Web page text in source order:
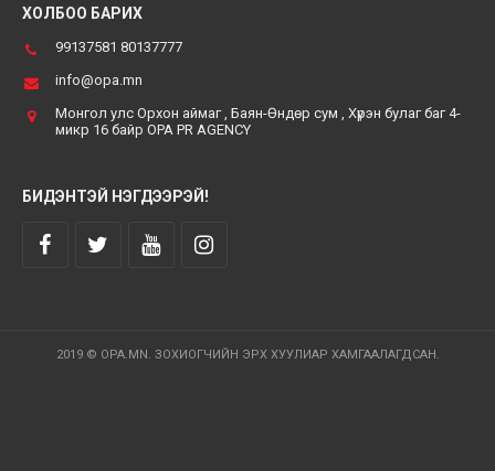
ХОЛБОО БАРИХ
99137581 80137777
info@opa.mn
Монгол улс Орхон аймаг , Баян-Өндөр сум , Хүрэн булаг баг 4-
микр 16 байр OPA PR AGENCY
БИДЭНТЭЙ НЭГДЭЭРЭЙ!
2019 © OPA.MN. ЗОХИОГЧИЙН ЭРХ ХУУЛИАР ХАМГААЛАГДСАН.